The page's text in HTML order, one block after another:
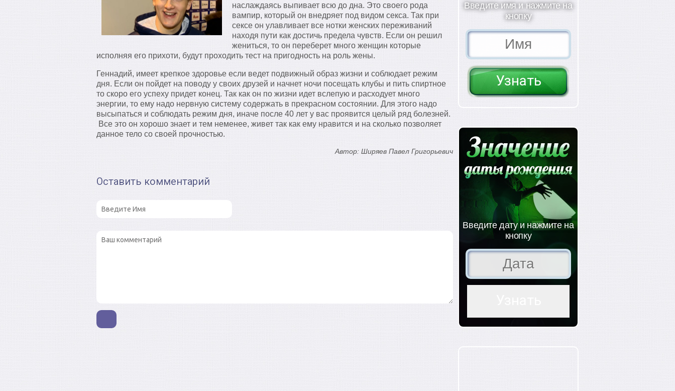
наслаждаясь выпивает всю до дна. Это своего рода
вампир, который он внедряет под видом секса. Так при
сексе он улавливает все нотки женских переживаний
находя пути как достичь предела чувств. Если он решил
жениться, то он переберет много женщин которые
исполняя его прихоти, будут проходить тест на пригодность на роль жены.
Геннадий, имеет крепкое здоровье если ведет подвижный образ жизни и соблюдает режим
дня. Если он пойдет на поводу у своих друзей и начнет ночи посещать клубы и пить спиртное
то скоро его успеху придет конец. Так как он по жизни идет вслепую и расходует много
энергии, то ему надо нервную систему содержать в прекрасном состоянии. Для этого надо
высыпаться и соблюдать режим дня, иначе после 40 лет у вас проявится целый ряд болезней.
Все это он хорошо знает и тем неменее, живет так как ему нравится и на сколько позволяет
данное тело со своей прочностью.
Автор: Ширяев Павел Григорьевич
Оставить комментарий
Введите имя и нажмите на
кнопку
Введите дату и нажмите на
кнопку